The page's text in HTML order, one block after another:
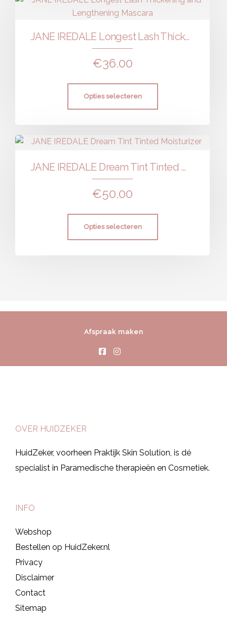
JANE IREDALE Longest Lash Thickening and Lengthening Mascara
€36.00
Opties selecteren
JANE IREDALE Dream Tint Tinted Moisturizer
€50.00
Opties selecteren
Afspraak maken
OVER HUIDZEKER
HuidZeker, voorheen Praktijk Skin Solution, is dé
specialist in Paramedische therapieën en Cosmetiek.
INFO
Webshop
Bestellen op HuidZeker.nl
Privacy
Disclaimer
Contact
Sitemap